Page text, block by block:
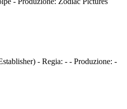
- Regia: - - Produzione: -